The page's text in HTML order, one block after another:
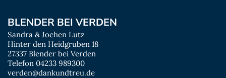
BLENDER BEI VERDEN
Sandra & Jochen Lutz
Hinter den Heidgruben 18
27337 Blender bei Verden
Telefon 04233 989300
verden@dankundtreu.de